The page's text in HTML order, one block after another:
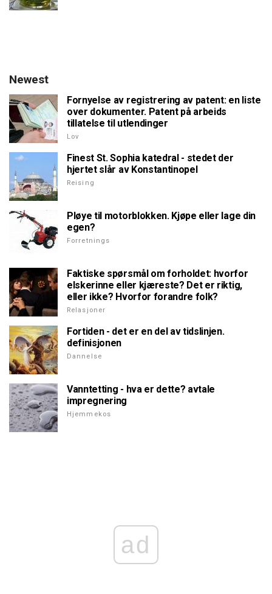
Newest
Fornyelse av registrering av patent: en liste
over dokumenter. Patent på arbeids
tillatelse til utlendinger
Lov
Finest St. Sophia katedral - stedet der
hjertet slår av Konstantinopel
Reising
Pløye til motorblokken. Kjøpe eller lage din
egen?
Forretnings
Faktiske spørsmål om forholdet: hvorfor
elskerinne eller kjæreste? Det er riktig,
eller ikke? Hvorfor forandre folk?
Relasjoner
Fortiden - det er en del av tidslinjen.
definisjonen
Dannelse
Vanntetting - hva er dette? avtale
impregnering
Hjemmekos
ad